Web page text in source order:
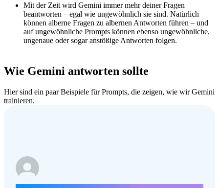
Mit der Zeit wird Gemini immer mehr deiner Fragen
beantworten – egal wie ungewöhnlich sie sind. Natürlich
können alberne Fragen zu albernen Antworten führen – und
auf ungewöhnliche Prompts können ebenso ungewöhnliche,
ungenaue oder sogar anstößige Antworten folgen.
Wie Gemini antworten sollte
Hier sind ein paar Beispiele für Prompts, die zeigen, wie wir Gemini
trainieren.